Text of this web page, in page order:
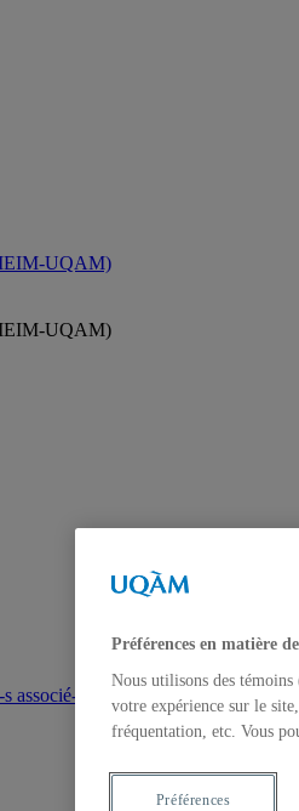
UQAM)
UQAM)
associé-e-s
Préférences en matière
Nous utilisons des
votre expérience sur le
fréquentation, etc. Vous
Préférences